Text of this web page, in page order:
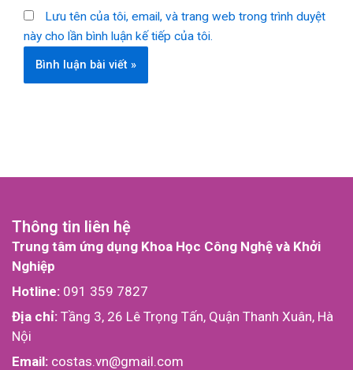
Lưu tên của tôi, email, và trang web trong trình duyệt
này cho lần bình luận kế tiếp của tôi.
Thông tin liên hệ
Trung tâm ứng dụng Khoa Học Công Nghệ và Khởi
Nghiệp
Hotline: 091 359 7827
Địa chỉ: Tầng 3, 26 Lê Trọng Tấn, Quận Thanh Xuân, Hà
Nội
Email: costas.vn@gmail.com